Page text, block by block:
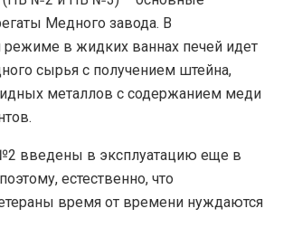
Медного завода. В
режиме в жидких ваннах печей идет
сырья с получением штейна,
металлов с содержанием меди
введены в эксплуатацию еще в
естественно, что
время от времени нуждаются